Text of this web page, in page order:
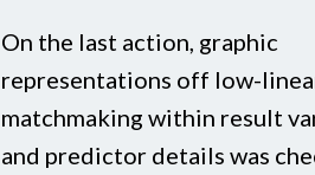
On the last action, graphic
representations off low-
matchmaking within result
and predictor details was